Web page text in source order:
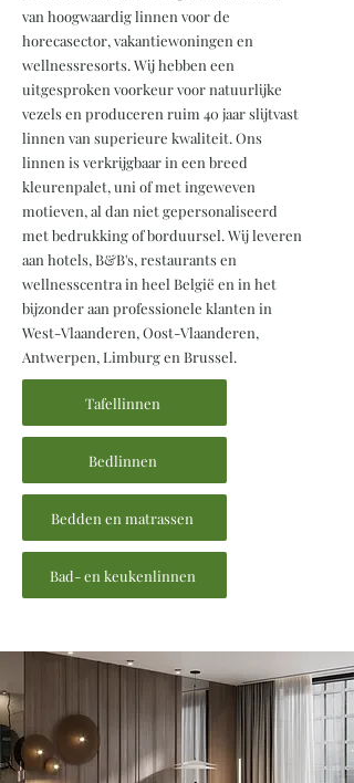
van hoogwaardig linnen voor de
horecasector, vakantiewoningen en
wellnessresorts. Wij hebben een
uitgesproken voorkeur voor natuurlijke
vezels en produceren ruim 40 jaar slijtvast
linnen van superieure kwaliteit. Ons
linnen is verkrijgbaar in een breed
kleurenpalet, uni of met ingeweven
motieven, al dan niet gepersonaliseerd
met bedrukking of borduursel. Wij leveren
aan hotels, B&B's, restaurants en
wellnesscentra in heel België en in het
bijzonder aan professionele klanten in
West-Vlaanderen, Oost-Vlaanderen,
Antwerpen, Limburg en Brussel.
Tafellinnen
Bedlinnen
Bedden en matrassen
Bad- en keukenlinnen